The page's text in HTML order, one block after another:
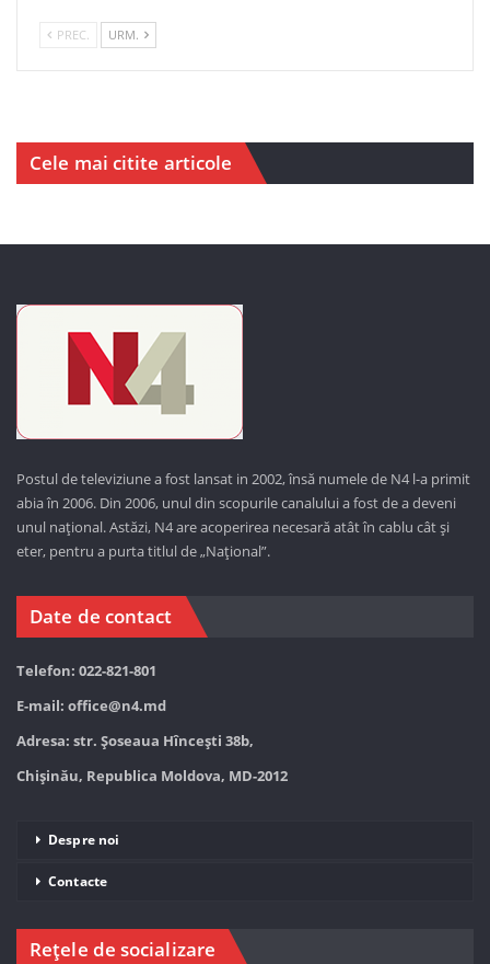
PREC. URM.
Cele mai citite articole
Postul de televiziune a fost lansat in 2002, însă numele de N4 l-a primit
abia în 2006. Din 2006, unul din scopurile canalului a fost de a deveni
unul național. Astăzi, N4 are acoperirea necesară atât în cablu cât și
eter, pentru a purta titlul de „Național”.
Date de contact
Telefon: 022-821-801
E-mail: office@n4.md
Adresa: str. Șoseaua Hînceşti 38b,
Chișinău, Republica Moldova, MD-2012
Despre noi
Contacte
Rețele de socializare